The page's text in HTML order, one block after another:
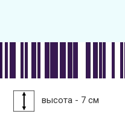
высота - 7 см